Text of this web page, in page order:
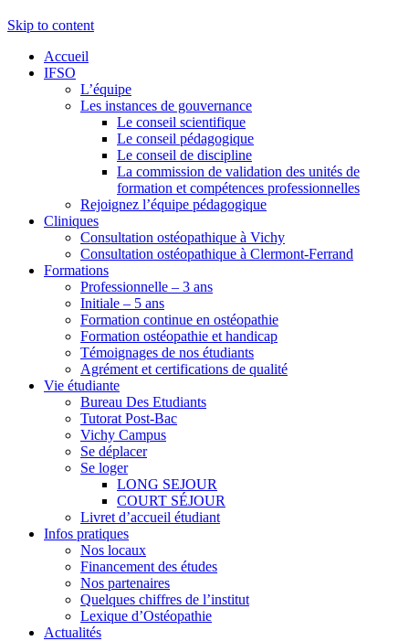
Skip to content
Accueil
IFSO
L’équipe
Les instances de gouvernance
Le conseil scientifique
Le conseil pédagogique
Le conseil de discipline
La commission de validation des unités de
formation et compétences professionnelles
Rejoignez l’équipe pédagogique
Cliniques
Consultation ostéopathique à Vichy
Consultation ostéopathique à Clermont-Ferrand
Formations
Professionnelle – 3 ans
Initiale – 5 ans
Formation continue en ostéopathie
Formation ostéopathie et handicap
Témoignages de nos étudiants
Agrément et certifications de qualité
Vie étudiante
Bureau Des Etudiants
Tutorat Post-Bac
Vichy Campus
Se déplacer
Se loger
LONG SEJOUR
COURT SÉJOUR
Livret d’accueil étudiant
Infos pratiques
Nos locaux
Financement des études
Nos partenaires
Quelques chiffres de l’institut
Lexique d’Ostéopathie
Actualités